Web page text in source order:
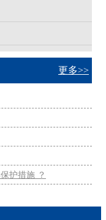
更多>>
护措施 ？